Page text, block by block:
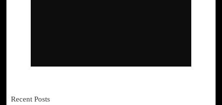
Recent Posts